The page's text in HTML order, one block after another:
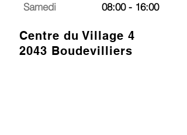
Samedi
08:00 - 16:00
Centre du Village 4
2043 Boudevilliers